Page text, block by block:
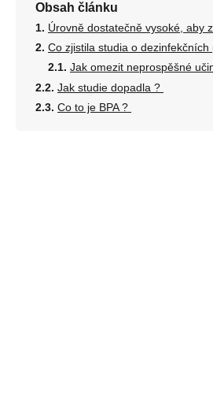
Obsah článku
Úrovně dostatečně vysoké, aby
Co zjistila studia o
Jak omezit neprospěšné
Jak studie dopadla ?
Co to je BPA ?